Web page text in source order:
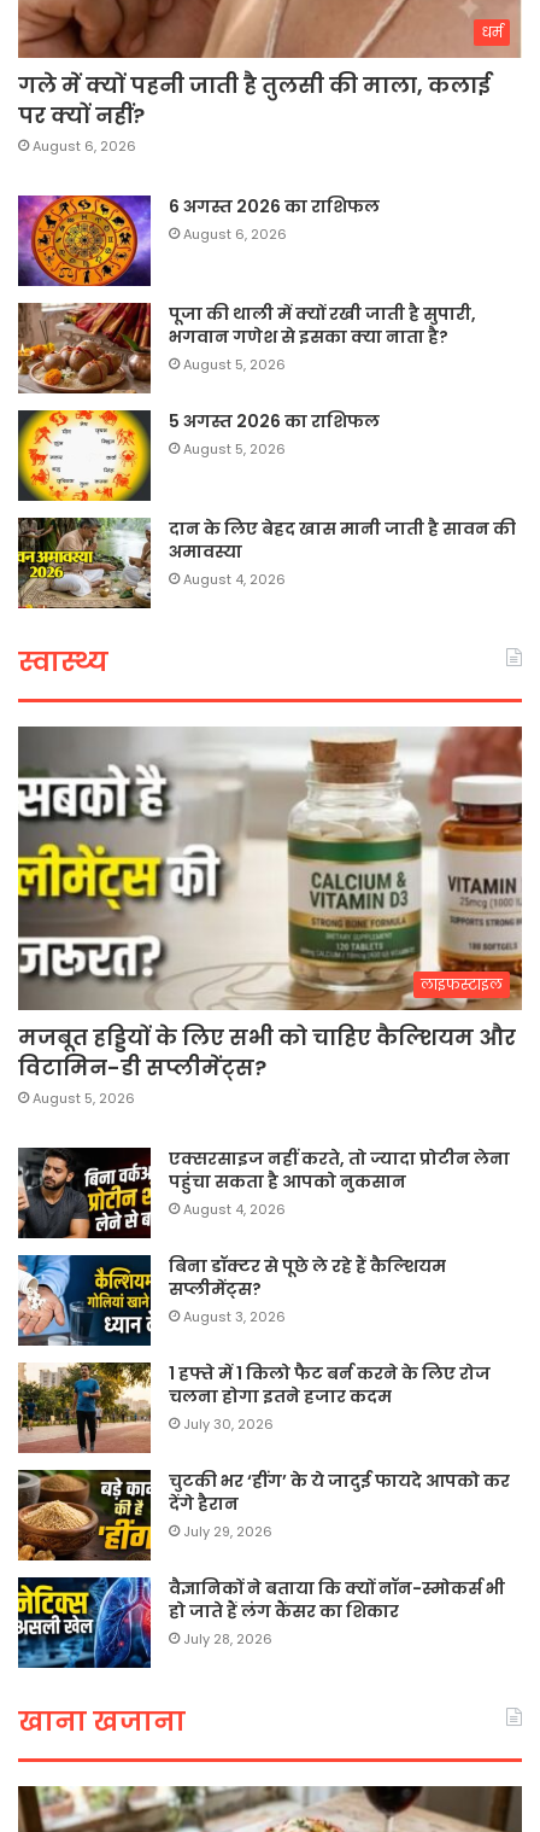
धर्म
गले में क्यों पहनी जाती है तुलसी की माला, कलाई
पर क्यों नहीं?
August 6, 2026
6 अगस्त 2026 का राशिफल
August 6, 2026
पूजा की थाली में क्यों रखी जाती है सुपारी,
भगवान गणेश से इसका क्या नाता है?
August 5, 2026
5 अगस्त 2026 का राशिफल
August 5, 2026
दान के लिए बेहद खास मानी जाती है सावन की
अमावस्या
August 4, 2026
स्वास्थ्य
लाइफस्टाइल
मजबूत हड्डियों के लिए सभी को चाहिए कैल्शियम और
विटामिन-डी सप्लीमेंट्स?
August 5, 2026
एक्सरसाइज नहीं करते, तो ज्यादा प्रोटीन लेना
पहुंचा सकता है आपको नुकसान
August 4, 2026
बिना डॉक्टर से पूछे ले रहे हैं कैल्शियम
सप्लीमेंट्स?
August 3, 2026
1 हफ्ते में 1 किलो फैट बर्न करने के लिए रोज
चलना होगा इतने हजार कदम
July 30, 2026
चुटकी भर ‘हींग’ के ये जादुई फायदे आपको कर
देंगे हैरान
July 29, 2026
वैज्ञानिकों ने बताया कि क्यों नॉन-स्मोकर्स भी
हो जाते हैं लंग कैंसर का शिकार
July 28, 2026
खाना खजाना